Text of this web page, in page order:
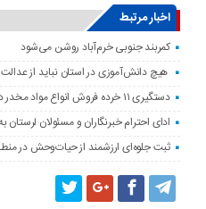
اخبار مرتبط
کمربند جنوبی خرم‌‌آباد روشن می‌شود
هیچ دانش‌آموزی در استان نباید از
دستگیری ۱۱ خرده فروش انواع مواد مخدر در خرم آباد
ادای احترام خبرنگاران و مسئولان لرستان
ثبت جلوه‌ای ارزشمند از حیات‌وحش در